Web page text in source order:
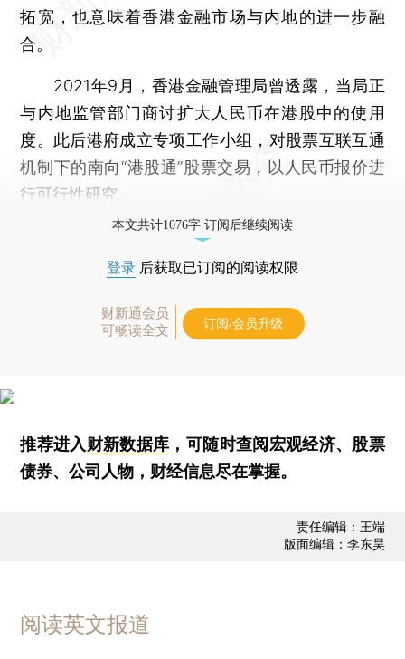
拓宽，也意味着香港金融市场与内地的进一步融
合。
2021年9月，香港金融管理局曾透露，当局正
与内地监管部门商讨扩大人民币在港股中的使用
度。此后港府成立专项工作小组，对股票互联互通
机制下的南向“港股通”股票交易，以人民币报价进
行可行性研究。
本文共计1076字 订阅后继续阅读
登录 后获取已订阅的阅读权限
财新通会员
可畅读全文
订阅/会员升级
推荐进入财新数据库 ，可随时查阅宏观经济、股票
债券、公司人物，财经信息尽在掌握。
责任编辑：王端
版面编辑：李东昊
阅读英文报道